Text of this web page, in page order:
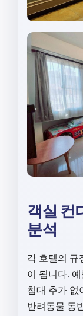
객실 컨
분석
각 호텔의 규
이 됩니다. 예
침대 추가 없
반려동물 동